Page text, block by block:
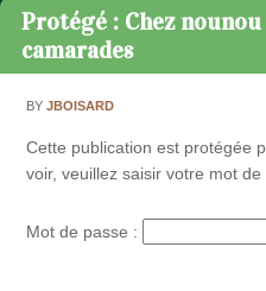
Passer au contenu
Protégé : Chez nounou
camarades
BYJBOISARD
Cette publication est protégée
voir, veuillez saisir votre mot
Mot de passe :